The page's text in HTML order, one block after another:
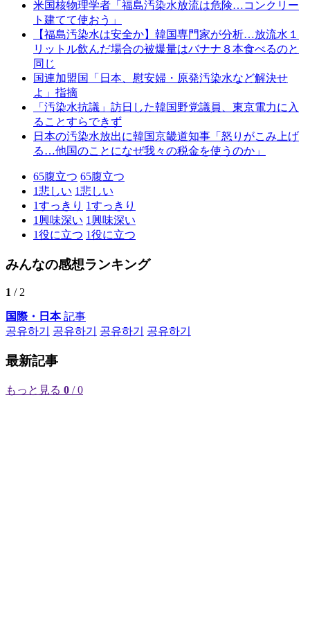
米国核物理学者「福島汚染水放流は危険…コンクリー
ト建てて使おう」
【福島汚染水は安全か】韓国専門家が分析…放流水１
リットル飲んだ場合の被爆量はバナナ８本食べるのと
同じ
国連加盟国「日本、慰安婦・原発汚染水など解決せ
よ」指摘
「汚染水抗議」訪日した韓国野党議員、東京電力に入
ることすらできず
日本の汚染水放出に韓国京畿道知事「怒りがこみ上げ
る…他国のことになぜ我々の税金を使うのか」
65腹立つ 65腹立つ
1悲しい 1悲しい
1すっきり 1すっきり
1興味深い 1興味深い
1役に立つ 1役に立つ
みんなの感想ランキング
1 / 2
国際・日本記事
공유하기
공유하기 공유하기 공유하기
最新記事
もっと見る 0 / 0